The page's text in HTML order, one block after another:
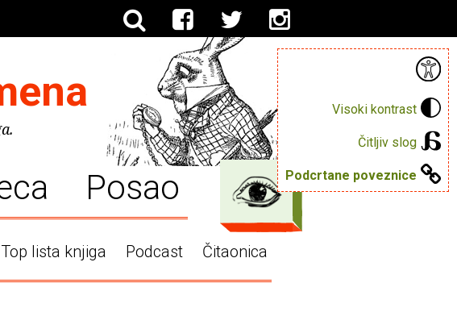
Visoki kontrast
Čitljiv slog
Podcrtane poveznice
Posao
Top lista knjiga Podcast Čitaonica